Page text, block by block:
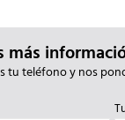
más
tu teléfono y nos